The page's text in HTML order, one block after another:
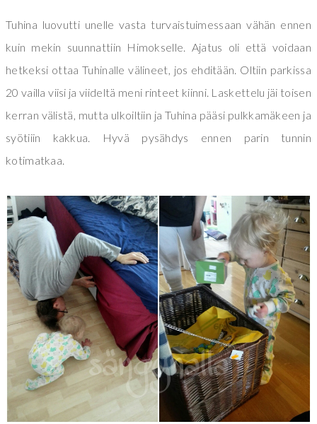
Tuhina luovutti unelle vasta turvaistuimessaan vähän ennen
kuin mekin suunnattiin Himokselle. Ajatus oli että voidaan
hetkeksi ottaa Tuhinalle välineet, jos ehditään. Oltiin parkissa
20 vailla viisi ja viideltä meni rinteet kiinni. Laskettelu jäi toisen
kerran välistä, mutta ulkoiltiin ja Tuhina pääsi pulkkamäkeen ja
syötiiin kakkua. Hyvä pysähdys ennen parin tunnin
kotimatkaa.